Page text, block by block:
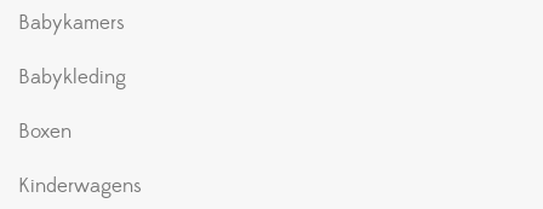
Babykamers
Babykleding
Boxen
Kinderwagens